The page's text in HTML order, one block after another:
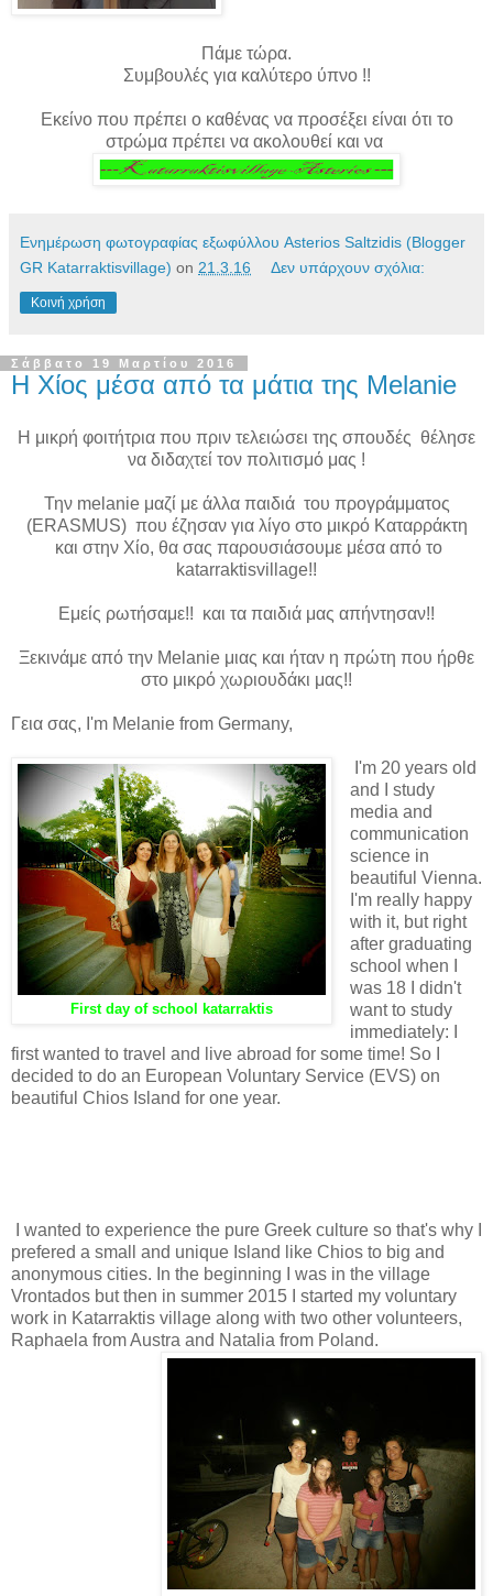
Πάμε τώρα.
Συμβουλές για καλύτερο ύπνο !!
Εκείνο που πρέπει ο καθένας να προσέξει είναι ότι το
στρώμα πρέπει να ακολουθεί και να
Ενημέρωση φωτογραφίας εξωφύλλου Asterios Saltzidis (Blogger
GR Katarraktisvillage) on 21.3.16 Δεν υπάρχουν σχόλια:
Κοινή χρήση
Σάββατο 19 Μαρτίου 2016
Η Χίος μέσα από τα μάτια της Melanie
Η μικρή φοιτήτρια που πριν τελειώσει της σπουδές θέλησε
να διδαχτεί τον πολιτισμό μας !
Την melanie μαζί με άλλα παιδιά του προγράμματος
(ERASMUS) που έζησαν για λίγο στο μικρό Καταρράκτη
και στην Χίο, θα σας παρουσιάσουμε μέσα από το
katarraktisvillage!!
Εμείς ρωτήσαμε!! και τα παιδιά μας απήντησαν!!
Ξεκινάμε από την Melanie μιας και ήταν η πρώτη που ήρθε
στο μικρό χωριουδάκι μας!!
Γεια σας, I'm Melanie from Germany,
First day of school katarraktis
I'm 20 years old
and I study
media and
communication
science in
beautiful Vienna.
I'm really happy
with it, but right
after graduating
school when I
was 18 I didn't
want to study
immediately: I
first wanted to travel and live abroad for some time! So I
decided to do an European Voluntary Service (EVS) on
beautiful Chios Island for one year.
I wanted to experience the pure Greek culture so that's why I
prefered a small and unique Island like Chios to big and
anonymous cities. In the beginning I was in the village
Vrontados but then in summer 2015 I started my voluntary
work in Katarraktis village along with two other volunteers,
Raphaela from Austra and Natalia from Poland.